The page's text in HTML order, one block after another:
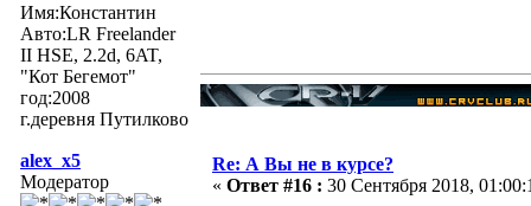
Имя:Константин
Авто:LR Freelander
II HSE, 2.2d, 6AT,
"Кот Бегемот"
год:2008
г.деревня Путилково
alex_x5
Модератор
Re: А Вы не в курсе?
« Ответ #16 : 30 Сентября 2018,